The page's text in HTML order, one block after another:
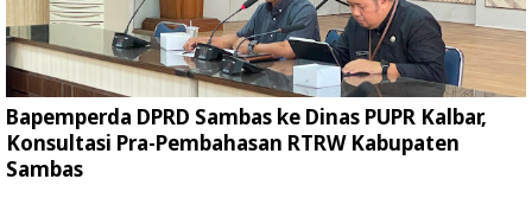
Bapemperda DPRD Sambas ke Dinas PUPR Kalbar,
Konsultasi Pra-Pembahasan RTRW Kabupaten
Sambas